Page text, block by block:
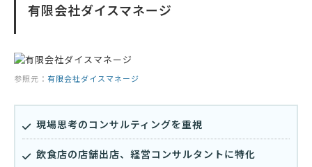
有限会社ダイスマネージ
参照元： 有限会社ダイスマネージ
現場思考のコンサルティングを重視
飲食店の店舗出店、経営コンサルタントに特化